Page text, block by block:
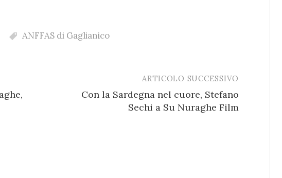
ANFFAS di Gaglianico
ARTICOLO SUCCESSIVO
Con la Sardegna nel cuore, Stefano
Sechi a Su Nuraghe Film